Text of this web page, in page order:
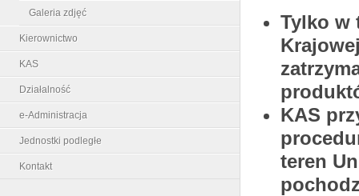
Galeria zdjęć
Kierownictwo
KAS
Działalność
e-Administracja
Jednostki podległe
Kontakt
Tylko w
KAS
teren